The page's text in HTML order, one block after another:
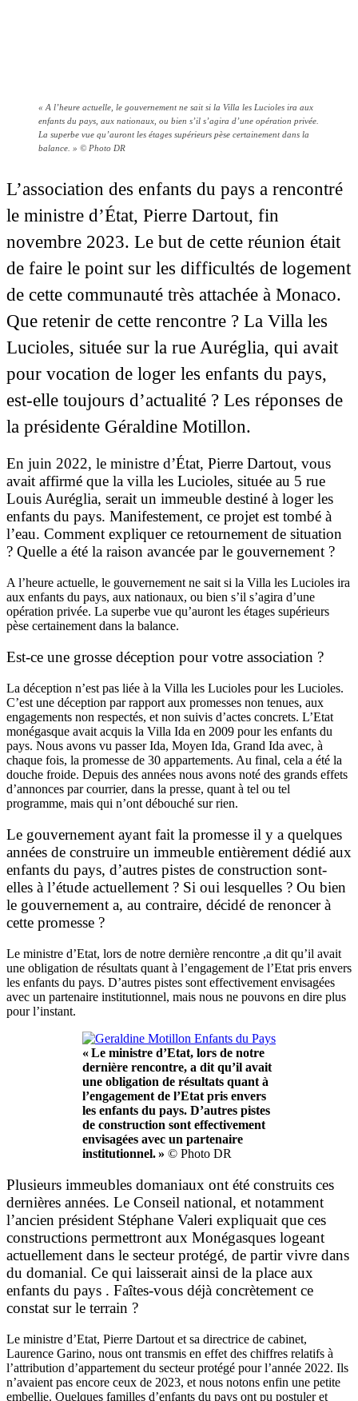
« A l’heure actuelle, le gouvernement ne sait si la Villa les Lucioles ira aux
enfants du pays, aux nationaux, ou bien s’il s’agira d’une opération privée.
La superbe vue qu’auront les étages supérieurs pèse certainement dans la
balance. » © Photo DR
L’association des enfants du pays a rencontré
le ministre d’État, Pierre Dartout, fin
novembre 2023. Le but de cette réunion était
de faire le point sur les difficultés de logement
de cette communauté très attachée à Monaco.
Que retenir de cette rencontre ? La Villa les
Lucioles, située sur la rue Auréglia, qui avait
pour vocation de loger les enfants du pays,
est-elle toujours d’actualité ? Les réponses de
la présidente Géraldine Motillon.
En juin 2022, le ministre d’État, Pierre Dartout, vous
avait affirmé que la villa les Lucioles, située au 5 rue
Louis Auréglia, serait un immeuble destiné à loger les
enfants du pays. Manifestement, ce projet est tombé à
l’eau. Comment expliquer ce retournement de situation
? Quelle a été la raison avancée par le gouvernement ?
A l’heure actuelle, le gouvernement ne sait si la Villa les Lucioles ira
aux enfants du pays, aux nationaux, ou bien s’il s’agira d’une
opération privée. La superbe vue qu’auront les étages supérieurs
pèse certainement dans la balance.
Est-ce une grosse déception pour votre association ?
La déception n’est pas liée à la Villa les Lucioles pour les Lucioles.
C’est une déception par rapport aux promesses non tenues, aux
engagements non respectés, et non suivis d’actes concrets. L’Etat
monégasque avait acquis la Villa Ida en 2009 pour les enfants du
pays. Nous avons vu passer Ida, Moyen Ida, Grand Ida avec, à
chaque fois, la promesse de 30 appartements. Au final, cela a été la
douche froide. Depuis des années nous avons noté des grands effets
d’annonces par courrier, dans la presse, quant à tel ou tel
programme, mais qui n’ont débouché sur rien.
Le gouvernement ayant fait la promesse il y a quelques
années de construire un immeuble entièrement dédié aux
enfants du pays, d’autres pistes de construction sont-
elles à l’étude actuellement ? Si oui lesquelles ? Ou bien
le gouvernement a, au contraire, décidé de renoncer à
cette promesse ?
Le ministre d’Etat, lors de notre dernière rencontre ,a dit qu’il avait
une obligation de résultats quant à l’engagement de l’Etat pris envers
les enfants du pays. D’autres pistes sont effectivement envisagées
avec un partenaire institutionnel, mais nous ne pouvons en dire plus
pour l’instant.
« Le ministre d’Etat, lors de notre
dernière rencontre, a dit qu’il avait
une obligation de résultats quant à
l’engagement de l’Etat pris envers
les enfants du pays. D’autres pistes
de construction sont effectivement
envisagées avec un partenaire
institutionnel. » © Photo DR
Plusieurs immeubles domaniaux ont été construits ces
dernières années. Le Conseil national, et notamment
l’ancien président Stéphane Valeri expliquait que ces
constructions permettront aux Monégasques logeant
actuellement dans le secteur protégé, de partir vivre dans
du domanial. Ce qui laisserait ainsi de la place aux
enfants du pays . Faîtes-vous déjà concrètement ce
constat sur le terrain ?
Le ministre d’Etat, Pierre Dartout et sa directrice de cabinet,
Laurence Garino, nous ont transmis en effet des chiffres relatifs à
l’attribution d’appartement du secteur protégé pour l’année 2022. Ils
n’avaient pas encore ceux de 2023, et nous notons enfin une petite
embellie. Quelques familles d’enfants du pays ont pu postuler et